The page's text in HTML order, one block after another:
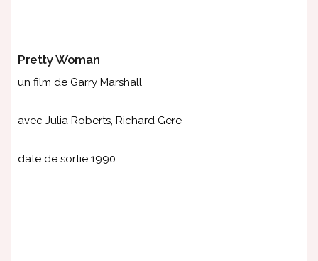
Pretty Woman
un film de Garry Marshall
avec Julia Roberts, Richard Gere
date de sortie 1990